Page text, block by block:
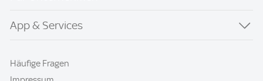
App & Services
Häufige Fragen